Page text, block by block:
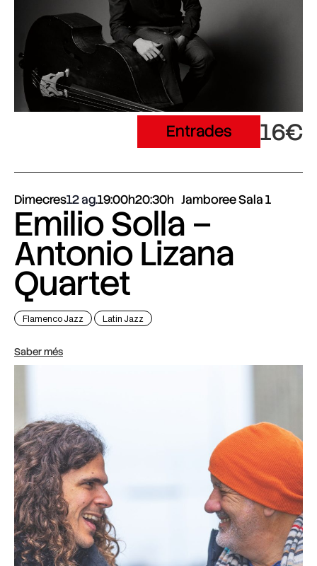
Entrades 16€
Dimecres12 ag.19:00h20:30h Jamboree Sala 1
Emilio Solla –
Antonio Lizana
Quartet
Flamenco Jazz Latin Jazz
Saber més